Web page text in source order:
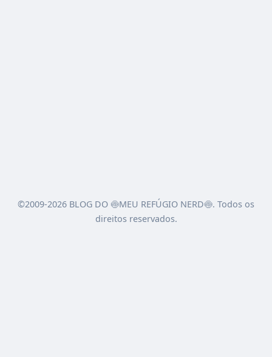
©2009-2026 BLOG DO 🍥MEU REFÚGIO NERD🍥. Todos os
direitos reservados.